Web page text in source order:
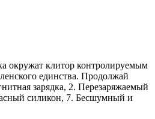
окружат клитор контролируемым
единства. Продолжай
зарядка, 2. Перезаряжаемый
силикон, 7. Бесшумный и